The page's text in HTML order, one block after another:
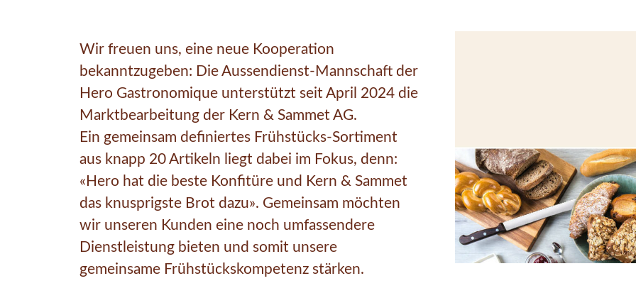
Wir freuen uns, eine neue Kooperation
bekanntzugeben: Die Aussendienst-Mannschaft der
Hero Gastronomique unterstützt seit April 2024 die
Marktbearbeitung der Kern & Sammet AG.
Ein gemeinsam definiertes Frühstücks-Sortiment
aus knapp 20 Artikeln liegt dabei im Fokus, denn:
«Hero hat die beste Konfitüre und Kern & Sammet
das knusprigste Brot dazu». Gemeinsam möchten
wir unseren Kunden eine noch umfassendere
Dienstleistung bieten und somit unsere
gemeinsame Frühstückskompetenz stärken.